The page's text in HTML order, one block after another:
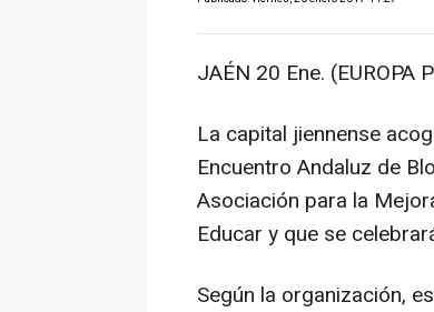
JAÉN 20 Ene. (EUROPA
La capital jiennense
Encuentro Andaluz de
Asociación para la
Educar y que se
Según la organización,